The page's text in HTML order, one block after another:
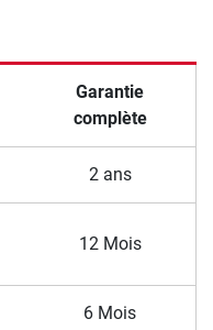
Garantie
complète
2 ans
12 Mois
6 Mois